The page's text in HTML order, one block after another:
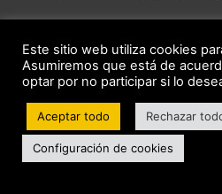
Este sitio web utiliza cookies
Asumiremos que está de
optar por no participar si lo
Aceptar todo Rechazar
Configuración de cookies